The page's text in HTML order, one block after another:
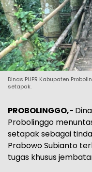
Dinas PUPR Kabupaten
setapak.
PROBOLINGGO,-
Probolinggo
setapak sebagai
Prabowo Subianto
tugas khusus